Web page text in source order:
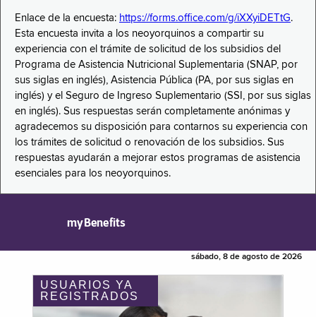
Enlace de la encuesta: https://forms.office.com/g/iXXyiDETtG.
Esta encuesta invita a los neoyorquinos a compartir su
experiencia con el trámite de solicitud de los subsidios del
Programa de Asistencia Nutricional Suplementaria (SNAP, por
sus siglas en inglés), Asistencia Pública (PA, por sus siglas en
inglés) y el Seguro de Ingreso Suplementario (SSI, por sus siglas
en inglés). Sus respuestas serán completamente anónimas y
agradecemos su disposición para contarnos su experiencia con
los trámites de solicitud o renovación de los subsidios. Sus
respuestas ayudarán a mejorar estos programas de asistencia
esenciales para los neoyorquinos.
myBenefits
sábado, 8 de agosto de 2026
USUARIOS YA
REGISTRADOS